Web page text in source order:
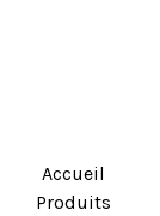
Accueil
Produits